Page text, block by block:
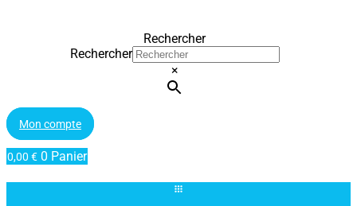
Rechercher
Rechercher
×
Mon compte
0,00 € 0 Panier